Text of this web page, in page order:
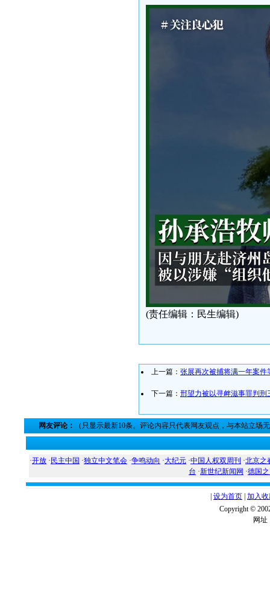
(责任编辑：民生编辑)
上一篇： 张展再次被捕将满一年案件
下一篇： 邢望力被以寻衅滋事罪判刑
网友评论： （只显示最新10条。评论内容只代表网友观点，与本站立场
·开放 · 民主中国 ·独立中文笔会 ·争鸣动向 ·大纪元 ·中国人权双周刊 ·北京之
台 ·新世纪新闻网 ·德国
设为首页 加入
Copyright ©
网址